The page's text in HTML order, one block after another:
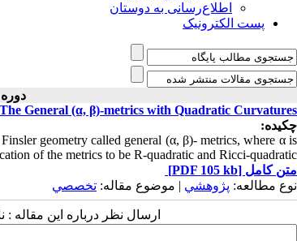
اطلاع‌رسانی به دوستان
پست الکترونیک
دوره ۲۰، شماره ۱ - ( ۲-۱۴۰۴ )
The General (α, β)-metrics with Quadratic Curvatures
چکیده:
geometry called general (α, β)- metrics, where α is
of the metrics to be R-quadratic and Ricci-quadratic.
متن کامل [PDF 105 kb]
نوع مطالعه: پژوهشي | موضوع مقاله: تخصصي
ارسال نظر درباره این مقاله